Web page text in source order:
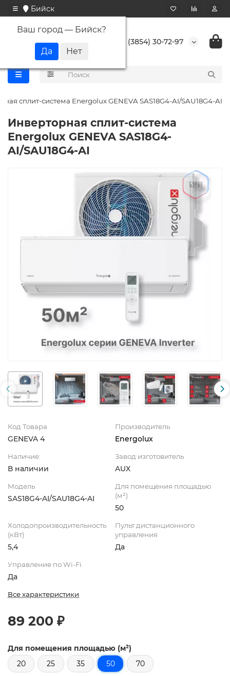
Бийск
Ваш город — Бийск?
+7 (3854) 30-72-97
сплит-система Energolux GENEVA SAS18G4-AI/SAU18G4-AI
Инверторная сплит-система
Energolux GENEVA SAS18G4-
AI/SAU18G4-AI
Код Товара
GENEVA 4
Производитель
Energolux
Наличие:
В наличии
Завод изготовитель
AUX
Модель
SAS18G4-AI/SAU18G4-AI
Для помещения площадью
(м²)
50
Холодопроизводительность
(кВт)
5,4
Пульт дистанционного
управления
Да
Управление по Wi-Fi
Да
Все характеристики
89 200 ₽
Для помещения площадью (м²)
20
25 35 50 70